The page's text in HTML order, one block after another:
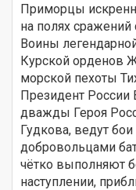
Приморцы
на полях
Воины
Курской орденов
морской пехоты
Президент
дважды Героя
Гудкова, ведут
добровольцами
чётко выполняют
наступлении,